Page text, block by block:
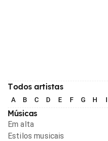
Todos artistas
A B C D E F G H I
Músicas
Em alta
Estilos musicais